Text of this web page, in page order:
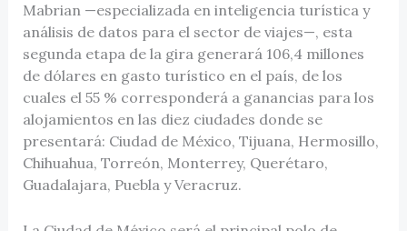
Mabrian —especializada en inteligencia turística y
análisis de datos para el sector de viajes—, esta
segunda etapa de la gira generará 106,4 millones
de dólares en gasto turístico en el país, de los
cuales el 55 % corresponderá a ganancias para los
alojamientos en las diez ciudades donde se
presentará: Ciudad de México, Tijuana, Hermosillo,
Chihuahua, Torreón, Monterrey, Querétaro,
Guadalajara, Puebla y Veracruz.